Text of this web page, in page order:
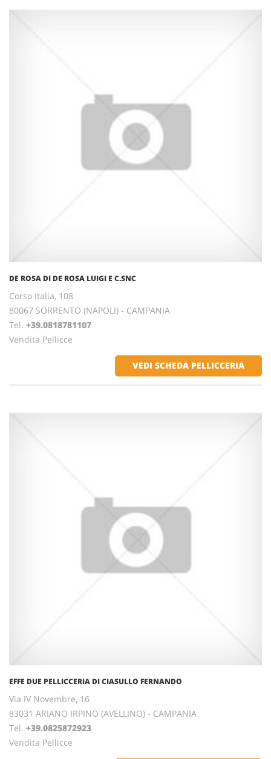
DE ROSA DI DE ROSA LUIGI E C.SNC
Corso Italia, 108
80067 SORRENTO (NAPOLI) - CAMPANIA
Tel. +39.0818781107
Vendita Pellicce
VEDI SCHEDA PELLICCERIA
EFFE DUE PELLICCERIA DI CIASULLO FERNANDO
Via IV Novembre, 16
83031 ARIANO IRPINO (AVELLINO) - CAMPANIA
Tel. +39.0825872923
Vendita Pellicce